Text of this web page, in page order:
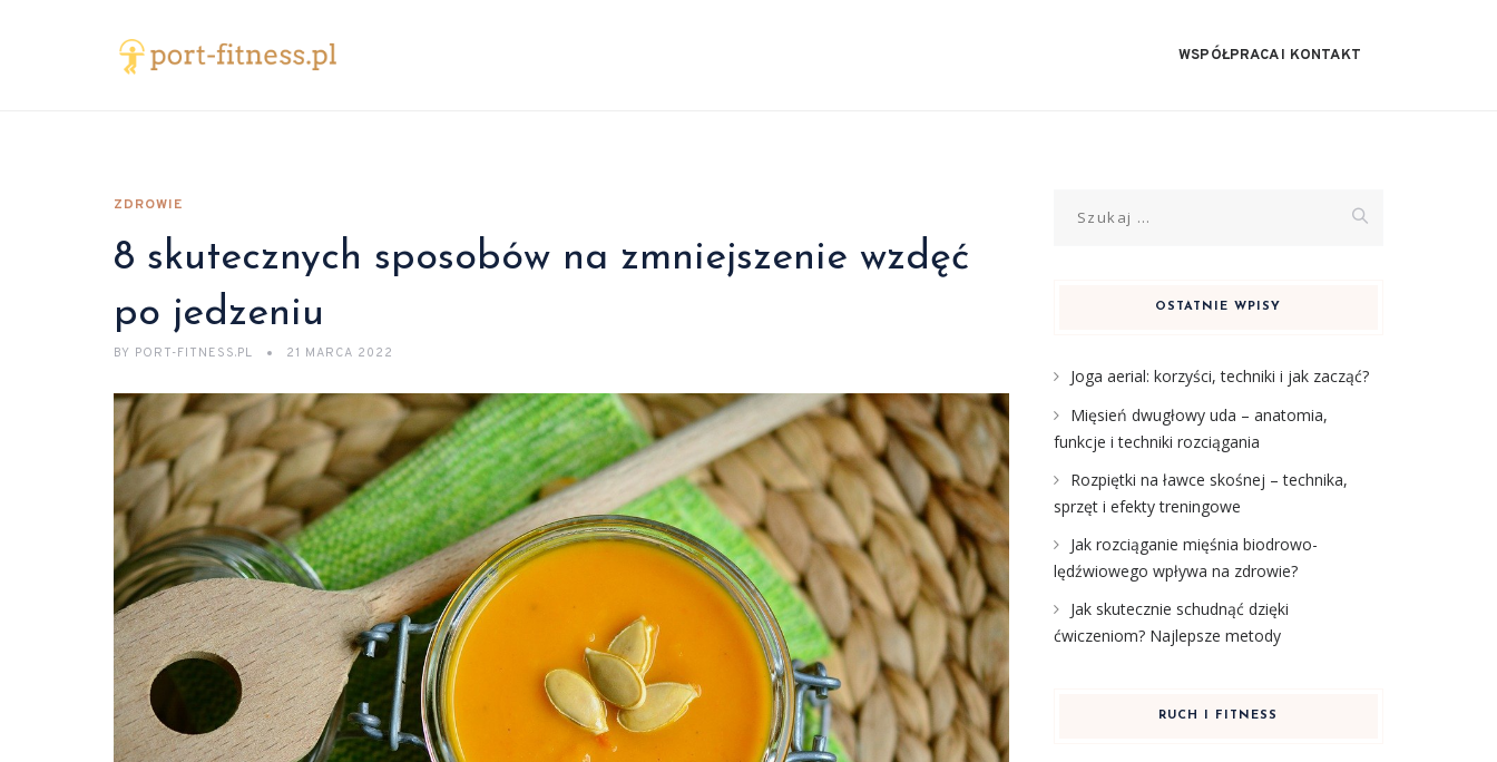
WSPÓŁPRACA I KONTAKT
ZDROWIE
8 skutecznych sposobów na zmniejszenie wzdęć
po jedzeniu
BY PORT-FITNESS.PL 21 MARCA 2022
OSTATNIE WPISY
Joga aerial: korzyści, techniki i jak zacząć?
Mięsień dwugłowy uda – anatomia,
funkcje i techniki rozciągania
Rozpiętki na ławce skośnej – technika,
sprzęt i efekty treningowe
Jak rozciąganie mięśnia biodrowo-
lędźwiowego wpływa na zdrowie?
Jak skutecznie schudnąć dzięki
ćwiczeniom? Najlepsze metody
RUCH I FITNESS